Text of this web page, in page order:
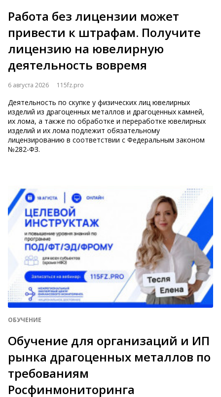
Работа без лицензии может
привести к штрафам. Получите
лицензию на ювелирную
деятельность вовремя
6 августа 2026 115fz.pro
Деятельность по скупке у физических лиц ювелирных
изделий из драгоценных металлов и драгоценных камней,
их лома, а также по обработке и переработке ювелирных
изделий и их лома подлежит обязательному
лицензированию в соответствии с Федеральным зак​​​​​​​оном
№282-ФЗ.
ОБУЧЕНИЕ
Обучение для организаций и ИП
рынка драгоценных металлов по
требованиям
Росфинмониторинга